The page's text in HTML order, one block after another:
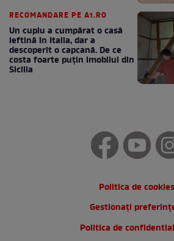
RECOMANDARE PE A1.RO
Un cuplu a cumpărat o casă
ieftină în Italia, dar a
descoperit o capcană. De ce
costa foarte puțin imobilul din
Sicilia
Politica de cookies
Gestionați
Politica de